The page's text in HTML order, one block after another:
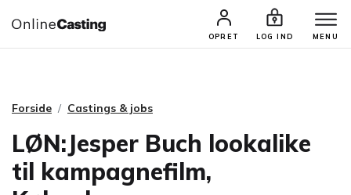
OPRET LOG IND MENU
CASTINGS & JOBS SØG PROFIL
Forside Castings & jobs
LØN:Jesper Buch lookalike
til kampagnefilm,